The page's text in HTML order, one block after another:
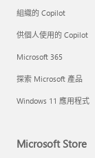
組織的 Copilot
供個人使用的 Copilot
Microsoft 365
探索 Microsoft 產品
Windows 11 應用程式
Microsoft Store